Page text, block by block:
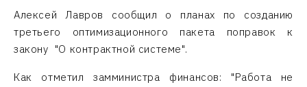
Алексей Лавров сообщил о планах по созданию
третьего оптимизационного пакета поправок к
закону "О контрактной системе".
Как отметил замминистра финансов: "Работа не